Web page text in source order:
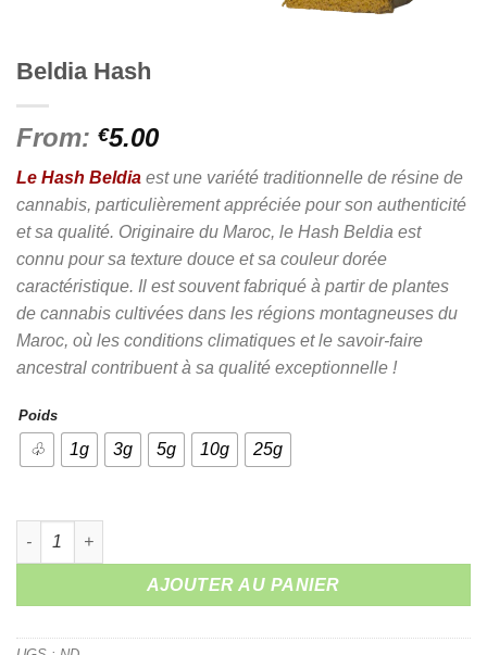
Beldia Hash
From: €5.00
Le Hash Beldia est une variété traditionnelle de résine de
cannabis, particulièrement appréciée pour son authenticité
et sa qualité. Originaire du Maroc, le Hash Beldia est
connu pour sa texture douce et sa couleur dorée
caractéristique. Il est souvent fabriqué à partir de plantes
de cannabis cultivées dans les régions montagneuses du
Maroc, où les conditions climatiques et le savoir-faire
ancestral contribuent à sa qualité exceptionnelle !
Poids
♧ 1g 3g 5g 10g 25g
quantité de Beldia Hash
AJOUTER AU PANIER